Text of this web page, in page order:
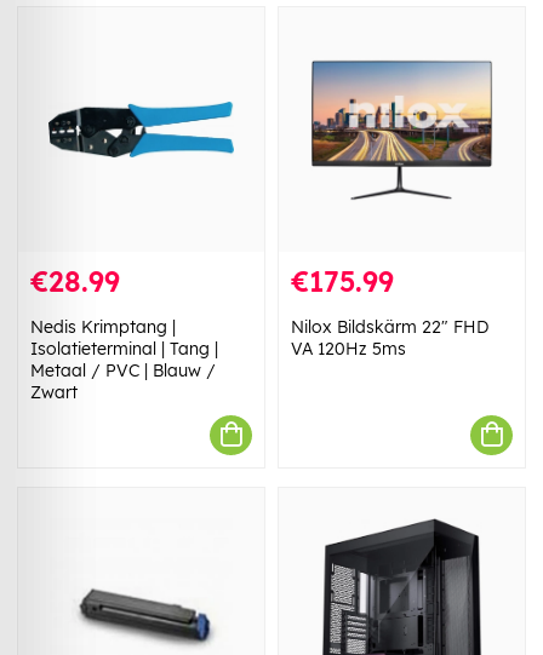
€28.99
Nedis Krimptang |
Isolatieterminal | Tang |
Metaal / PVC | Blauw /
Zwart
€175.99
Nilox Bildskärm 22" FHD
VA 120Hz 5ms